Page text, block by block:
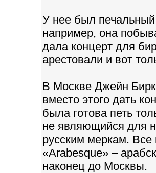
У нее был
например, она
дала концерт для
арестовали и вот
В Москве Джейн
вместо этого дать
была готова петь
не являющийся для
русским меркам. Все
«Arabesque» –
наконец до Москвы.